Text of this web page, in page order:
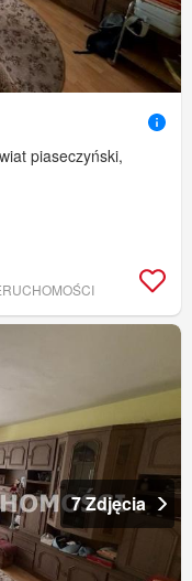
piaseczyński,
7 Zdjęcia